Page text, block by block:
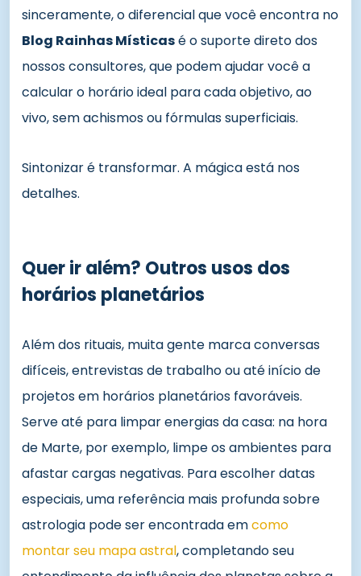
sinceramente, o diferencial que você encontra no
Blog Rainhas Místicasé o suporte direto dos
nossos consultores, que podem ajudar você a
calcular o horário ideal para cada objetivo, ao
vivo, sem achismos ou fórmulas superficiais.
Sintonizar é transformar. A mágica está nos
detalhes.
Quer ir além? Outros usos dos
horários planetários
Além dos rituais, muita gente marca conversas
difíceis, entrevistas de trabalho ou até início de
projetos em horários planetários favoráveis.
Serve até para limpar energias da casa: na hora
de Marte, por exemplo, limpe os ambientes para
afastar cargas negativas. Para escolher datas
especiais, uma referência mais profunda sobre
astrologia pode ser encontrada emcomo
montar seu mapa astral, completando seu